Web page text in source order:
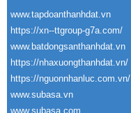
www.tapdoanthanhdat.vn
https://xn--ttgroup-g7a.com/
www.batdongsanthanhdat.vn
https://nhaxuongthanhdat.vn/
https://nguonnhanluc.com.vn/
www.subasa.vn
www.subasa.com